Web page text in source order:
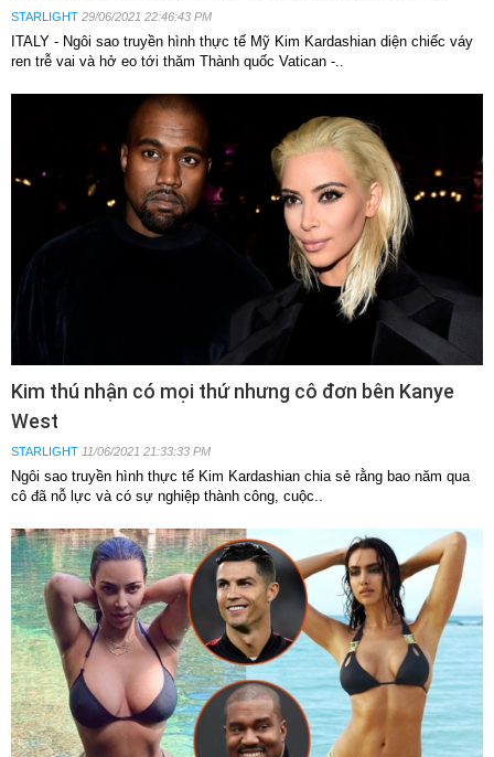
STARLIGHT 29/06/2021 22:46:43 PM
ITALY - Ngôi sao truyền hình thực tế Mỹ Kim Kardashian diện chiếc váy
ren trễ vai và hở eo tới thăm Thành quốc Vatican -..
Kim thú nhận có mọi thứ nhưng cô đơn bên Kanye
West
STARLIGHT 11/06/2021 21:33:33 PM
Ngôi sao truyền hình thực tế Kim Kardashian chia sẻ rằng bao năm qua
cô đã nỗ lực và có sự nghiệp thành công, cuộc..